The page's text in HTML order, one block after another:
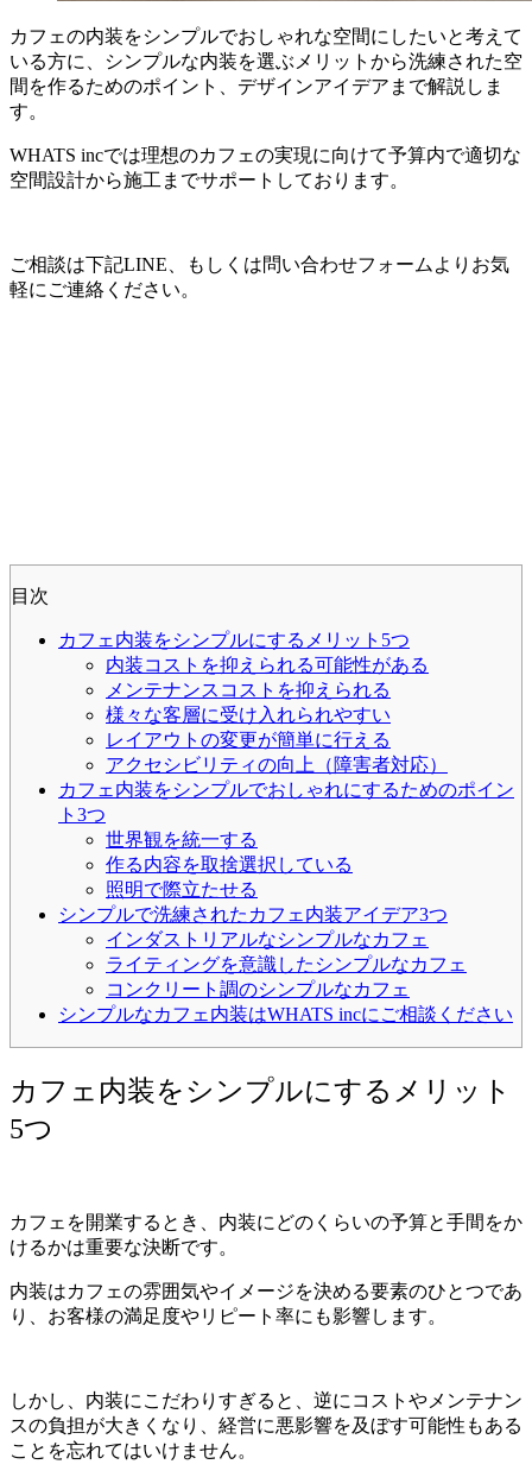
カフェの内装をシンプルでおしゃれな空間にしたいと考えて
いる方に、シンプルな内装を選ぶメリットから洗練された空
間を作るためのポイント、デザインアイデアまで解説しま
す。
WHATS incでは理想のカフェの実現に向けて予算内で適切な
空間設計から施工までサポートしております。
ご相談は下記LINE、もしくは問い合わせフォームよりお気
軽にご連絡ください。
目次
カフェ内装をシンプルにするメリット5つ
内装コストを抑えられる可能性がある
メンテナンスコストを抑えられる
様々な客層に受け入れられやすい
レイアウトの変更が簡単に行える
アクセシビリティの向上（障害者対応）
カフェ内装をシンプルでおしゃれにするためのポイン
ト3つ
世界観を統一する
作る内容を取捨選択している
照明で際立たせる
シンプルで洗練されたカフェ内装アイデア3つ
インダストリアルなシンプルなカフェ
ライティングを意識したシンプルなカフェ
コンクリート調のシンプルなカフェ
シンプルなカフェ内装はWHATS incにご相談ください
カフェ内装をシンプルにするメリット
5つ
カフェを開業するとき、内装にどのくらいの予算と手間をか
けるかは重要な決断です。
内装はカフェの雰囲気やイメージを決める要素のひとつであ
り、お客様の満足度やリピート率にも影響します。
しかし、内装にこだわりすぎると、逆にコストやメンテナン
スの負担が大きくなり、経営に悪影響を及ぼす可能性もある
ことを忘れてはいけません。